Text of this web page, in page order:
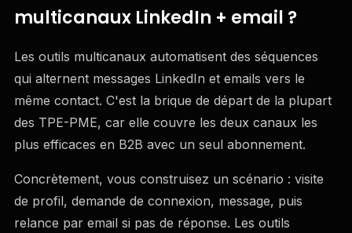
multicanaux LinkedIn + email ?
Les outils multicanaux automatisent des séquences
qui alternent messages LinkedIn et emails vers le
même contact. C'est la brique de départ de la plupart
des TPE-PME, car elle couvre les deux canaux les
plus efficaces en B2B avec un seul abonnement.
Concrètement, vous construisez un scénario : visite
de profil, demande de connexion, message, puis
relance par email si pas de réponse. Les outils